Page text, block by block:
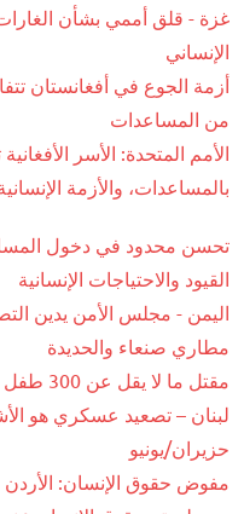
غزة - قلق أممي بشأن
الإنساني
أزمة الجوع في أفغانستان
من المساعدات
الأمم المتحدة: الأسر
بالمساعدات، والأزمة
تحسن محدود في دخول
القيود والاحتياجات الإنسانية
اليمن - مجلس الأمن يدين
مطاري صنعاء والحديدة
مقتل ما لا يقل عن 300 طفل في غزة خلال الـ 300 يوم الماضية
لبنان – تصعيد عسكري هو
حزيران/يونيو
مفوض حقوق الإنسان: